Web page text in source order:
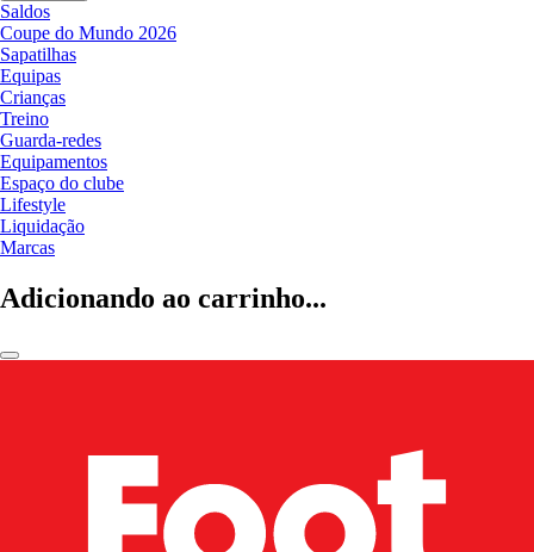
Saldos
Coupe do Mundo 2026
Sapatilhas
Equipas
Crianças
Treino
Guarda-redes
Equipamentos
Espaço do clube
Lifestyle
Liquidação
Marcas
Adicionando ao carrinho...